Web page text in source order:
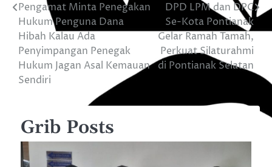
Navigasi
pos
Pengamat Minta Penegakan
Hukum Penguna Dana
Hibah Kalau Ada
Penyimpangan Penegak
Hukum Jagan Asal Kemauan
Sendiri
DPD LPM dan DPC
Se-Kota Pontianak
Gelar Ramah Tamah,
Perkuat Silaturahmi
di Pontianak Selatan
Grib Posts